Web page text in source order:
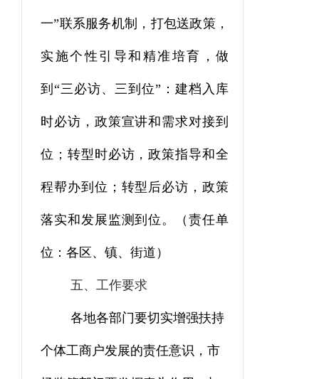
一”联系服务机制，打包送政策，
实施个性引导和精准培育，做
到“三必访、三到位”：建档入库
时必访，政策宣讲和需求对接到
位；转型时必访，政策指导和全
程帮办到位；转型后必访，政策
落实和发展监测到位。（责任单
位：各区、镇、街道）
五、工作要求
各地各部门要切实增强扶持
个体工商户发展的责任意识，市